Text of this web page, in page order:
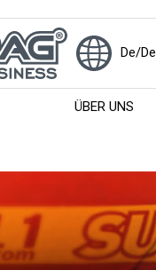
De/De
ÜBER UNS